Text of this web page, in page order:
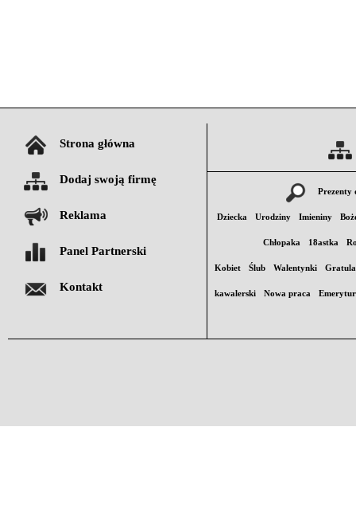
Strona główna
Dodaj swoją firmę
Reklama
Panel Partnerski
Kontakt
Prezenty
Dziecka Urodziny Imieniny
Chłopaka 18astka
Kobiet Ślub Walentynki
kawalerski Nowa praca